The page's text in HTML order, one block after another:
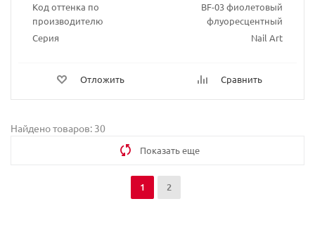
Код оттенка по
производителю
BF-03 фиолетовый
флуоресцентный
Серия
Nail Art
Отложить Сравнить
Найдено товаров: 30
Показать еще
1 2